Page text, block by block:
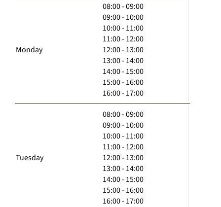
Monday
08:00 - 09:00
09:00 - 10:00
10:00 - 11:00
11:00 - 12:00
12:00 - 13:00
13:00 - 14:00
14:00 - 15:00
15:00 - 16:00
16:00 - 17:00
Tuesday
08:00 - 09:00
09:00 - 10:00
10:00 - 11:00
11:00 - 12:00
12:00 - 13:00
13:00 - 14:00
14:00 - 15:00
15:00 - 16:00
16:00 - 17:00